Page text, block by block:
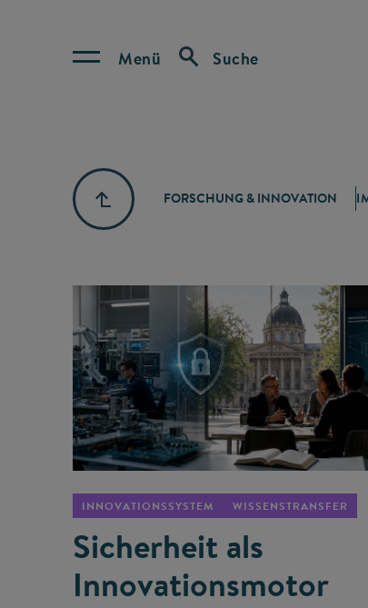
Menü Suche
FORSCHUNG & INNOVATION
INNOVATIONSSYSTEM WISSENSTRANSFER
Sicherheit als
Innovationsmotor